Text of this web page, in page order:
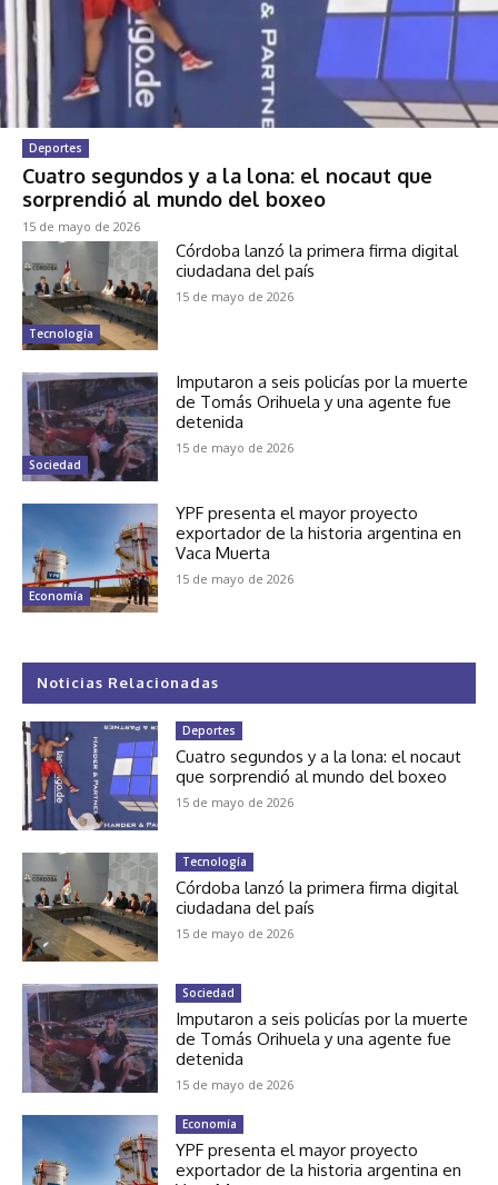
Deportes
Cuatro segundos y a la lona: el nocaut que
sorprendió al mundo del boxeo
15 de mayo de 2026
Tecnología
Córdoba lanzó la primera firma digital
ciudadana del país
15 de mayo de 2026
Sociedad
Imputaron a seis policías por la muerte
de Tomás Orihuela y una agente fue
detenida
15 de mayo de 2026
Economía
YPF presenta el mayor proyecto
exportador de la historia argentina en
Vaca Muerta
15 de mayo de 2026
Noticias Relacionadas
Deportes
Cuatro segundos y a la lona: el nocaut
que sorprendió al mundo del boxeo
15 de mayo de 2026
Tecnología
Córdoba lanzó la primera firma digital
ciudadana del país
15 de mayo de 2026
Sociedad
Imputaron a seis policías por la muerte
de Tomás Orihuela y una agente fue
detenida
15 de mayo de 2026
Economía
YPF presenta el mayor proyecto
exportador de la historia argentina en